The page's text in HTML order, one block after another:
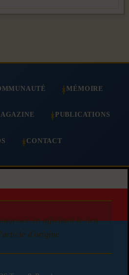
MÉMOIRE
PUBLICATIONS
CONTACT
en affichant le lien
d'origine